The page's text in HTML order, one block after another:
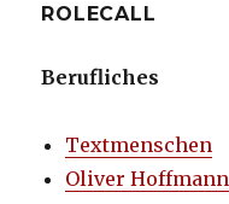
ROLECALL
Berufliches
Textmenschen
Oliver Hoffmann